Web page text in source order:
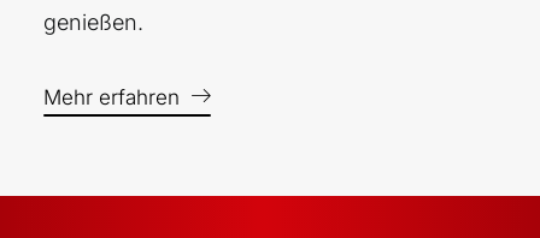
genießen.
Mehr erfahren